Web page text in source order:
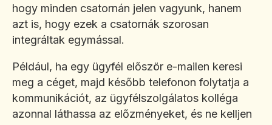
hogy minden csatornán jelen vagyunk, hanem
azt is, hogy ezek a csatornák szorosan
integráltak egymással.
Például, ha egy ügyfél először e-mailen keresi
meg a céget, majd később telefonon folytatja a
kommunikációt, az ügyfélszolgálatos kolléga
azonnal láthassa az előzményeket, és ne kelljen